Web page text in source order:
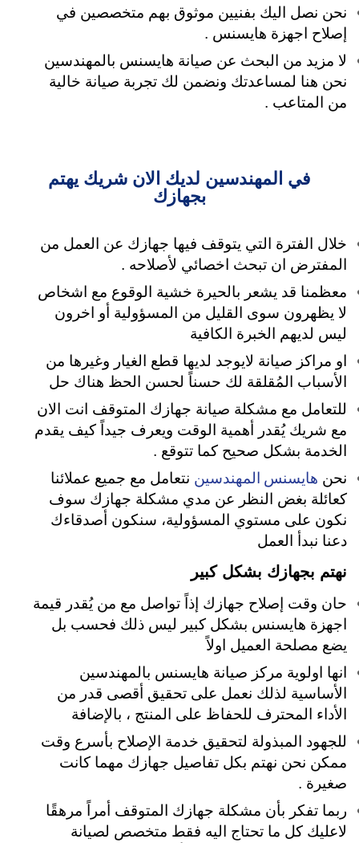
نحن نصل اليك بفنيين موثوق بهم متخصصين في
إصلاح اجهزة هايسنس .
لا مزيد من البحث عن صيانة هايسنس بالمهندسين
نحن هنا لمساعدتك ونضمن لك تجربة صيانة خالية
من المتاعب .
في المهندسين لديك الان شريك يهتم
بجهازك
خلال الفترة التي يتوقف فيها جهازك عن العمل من
المفترض ان تبحث اخصائي لأصلاحه .
معظمنا قد يشعر بالحيرة خشية الوقوع مع اشخاص
لا يظهرون سوى القليل من المسؤولية أو اخرون
ليس لديهم الخبرة الكافية
او مراكز صيانة لايوجد لديها قطع الغيار وغيرها من
الأسباب المُقلقة لك حسناً لحسن الحظ هناك حل
للتعامل مع مشكلة صيانة جهازك المتوقف انت الان
مع شريك يُقدر أهمية الوقت ويعرف جيداً كيف يقدم
الخدمة بشكل صحيح كما تتوقع .
نحن هايسنس المهندسين نتعامل مع جميع عملائنا
كعائلة بغض النظر عن مدي مشكلة جهازك سوف
نكون على مستوي المسؤولية، سنكون أصدقاءك
دعنا نبدأ العمل
نهتم بجهازك بشكل كبير
حان وقت إصلاح جهازك إذاً تواصل مع من يُقدر قيمة
اجهزة هايسنس بشكل كبير ليس ذلك فحسب بل
يضع مصلحة العميل اولاً
انها اولوية مركز صيانة هايسنس بالمهندسين
الأساسية لذلك نعمل على تحقيق أقصى قدر من
الأداء المحترف للحفاظ على المنتج ، بالإضافة
للجهود المبذولة لتحقيق خدمة الإصلاح بأسرع وقت
ممكن نحن نهتم بكل تفاصيل جهازك مهما كانت
صغيرة .
ربما تفكر بأن مشكلة جهازك المتوقف أمراً مرهقًا
لاعليك كل ما تحتاج اليه فقط متخصص لصيانة